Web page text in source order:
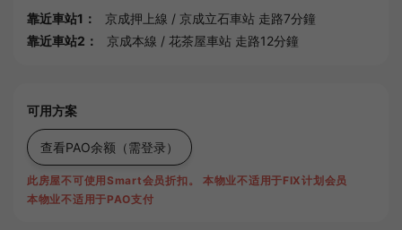
靠近車站1：
京成押上線 / 京成立石車站 走路7分鐘
靠近車站2：
京成本線 / 花茶屋車站 走路12分鐘
可用方案
查看PAO余额 （需登录）
此房屋不可使用Smart会员折扣。
本物业不适用于FIX计划会员
本物业不适用于PAO支付